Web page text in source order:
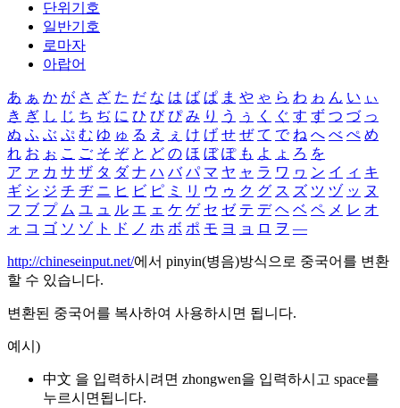
단위기호
일반기호
로마자
아랍어
あ ぁ か が さ ざ た だ な は ば ぱ ま や ゃ ら わ ゎ ん い ぃ
き ぎ し じ ち ぢ に ひ び ぴ み り う ぅ く ぐ す ず つ づ っ
ぬ ふ ぶ ぷ む ゆ ゅ る え ぇ け げ せ ぜ て で ね へ べ ぺ め
れ お ぉ こ ご そ ぞ と ど の ほ ぼ ぽ も よ ょ ろ を
ア ァ カ サ ザ タ ダ ナ ハ バ パ マ ヤ ャ ラ ワ ヮ ン イ ィ キ
ギ シ ジ チ ヂ ニ ヒ ビ ピ ミ リ ウ ゥ ク グ ス ズ ツ ヅ ッ ヌ
フ ブ プ ム ユ ュ ル エ ェ ケ ゲ セ ゼ テ デ ヘ ベ ペ メ レ オ
ォ コ ゴ ソ ゾ ト ド ノ ホ ボ ポ モ ヨ ョ ロ ヲ ―
http://chineseinput.net/에서 pinyin(병음)방식으로 중국어를 변환
할 수 있습니다.
변환된 중국어를 복사하여 사용하시면 됩니다.
예시)
中文 을 입력하시려면 zhongwen을 입력하시고 space를
누르시면됩니다.